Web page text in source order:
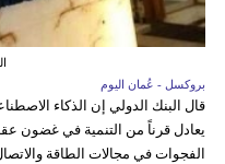
بروكسل - عُمان اليوم
قال البنك الدولي إن الذكاء
يعادل قرناً من التنمية في غضون
الفجوات في مجالات الطاقة